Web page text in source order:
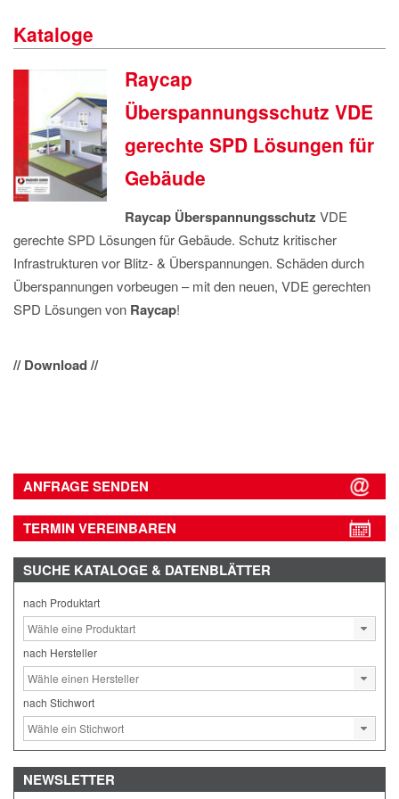
DATENSCHUTZ
Kataloge
Raycap
Überspannungsschutz VDE
gerechte SPD Lösungen für
Gebäude
Raycap Überspannungsschutz VDE
gerechte SPD Lösungen für Gebäude. Schutz kritischer
Infrastrukturen vor Blitz- & Überspannungen. Schäden durch
Überspannungen vorbeugen – mit den neuen, VDE gerechten
SPD Lösungen von Raycap!
// Download //
ANFRAGE SENDEN
TERMIN VEREINBAREN
SUCHE KATALOGE & DATENBLÄTTER
nach Produktart
nach Hersteller
nach Stichwort
NEWSLETTER